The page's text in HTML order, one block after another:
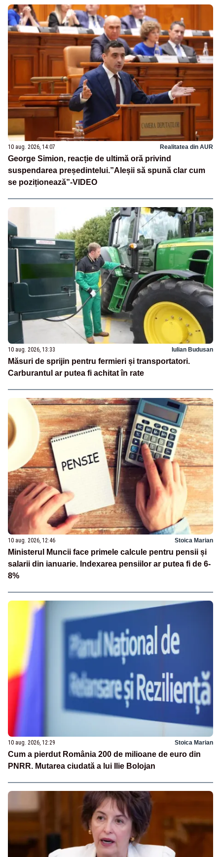
10 aug. 2026, 14:07 Realitatea din AUR
George Simion, reacție de ultimă oră privind
suspendarea președintelui.”Aleșii să spună clar cum
se poziționează”-VIDEO
10 aug. 2026, 13:33 Iulian Budusan
Măsuri de sprijin pentru fermieri și transportatori.
Carburantul ar putea fi achitat în rate
10 aug. 2026, 12:46 Stoica Marian
Ministerul Muncii face primele calcule pentru pensii și
salarii din ianuarie. Indexarea pensiilor ar putea fi de 6-
8%
10 aug. 2026, 12:29 Stoica Marian
Cum a pierdut România 200 de milioane de euro din
PNRR. Mutarea ciudată a lui Ilie Bolojan